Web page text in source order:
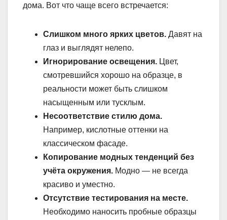
дома. Вот что чаще всего встречается:
Слишком много ярких цветов. Давят на
глаз и выглядят нелепо.
Игнорирование освещения. Цвет,
смотревшийся хорошо на образце, в
реальности может быть слишком
насыщенным или тусклым.
Несоответствие стилю дома.
Например, кислотные оттенки на
классическом фасаде.
Копирование модных тенденций без
учёта окружения. Модно — не всегда
красиво и уместно.
Отсутствие тестирования на месте.
Необходимо наносить пробные образцы